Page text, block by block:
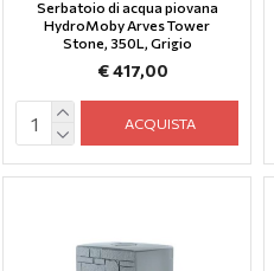
Serbatoio di acqua piovana
HydroMoby Arves Tower
Stone, 350L, Grigio
€ 417,00
ACQUISTA